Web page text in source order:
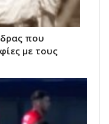
που
με τους